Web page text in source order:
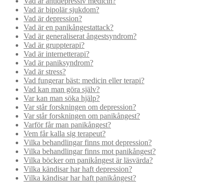
Vad är bipolär sjukdom?
Vad är depression?
Vad är en panikångestattack?
Vad är generaliserat ångestsyndrom?
Vad är gruppterapi?
Vad är internetterapi?
Vad är paniksyndrom?
Vad är stress?
Vad fungerar bäst: medicin eller terapi?
Vad kan man göra själv?
Var kan man söka hjälp?
Var står forskningen om depression?
Var står forskningen om panikångest?
Varför får man panikångest?
Vem får kalla sig terapeut?
Vilka behandlingar finns mot depression?
Vilka behandlingar finns mot panikångest?
Vilka böcker om panikångest är läsvärda?
Vilka kändisar har haft depression?
Vilka kändisar har haft panikångest?